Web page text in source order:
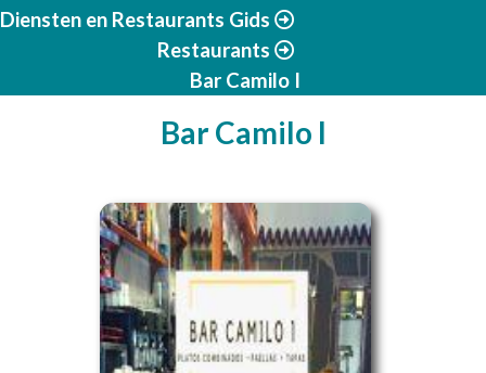
Diensten en Restaurants Gids
Restaurants
Bar Camilo I
Bar Camilo I